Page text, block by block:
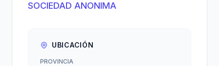
SOCIEDAD ANONIMA
UBICACIÓN
PROVINCIA